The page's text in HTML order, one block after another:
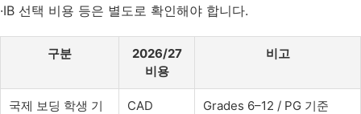
·IB 선택 비용 등은 별도로 확인해야 합니다.
구분
2026/27
비용
비고
국제 보딩 학생 기
CAD
Grades 6–12 / PG 기준